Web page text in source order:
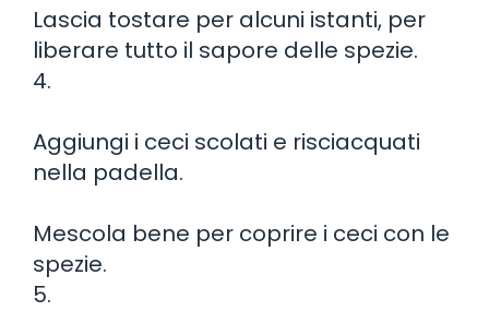
Lascia tostare per alcuni istanti, per
liberare tutto il sapore delle spezie.
4.
Aggiungi i ceci scolati e risciacquati
nella padella.
Mescola bene per coprire i ceci con le
spezie.
5.